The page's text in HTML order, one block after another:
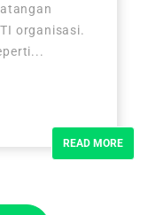
organisasi.
READ MORE